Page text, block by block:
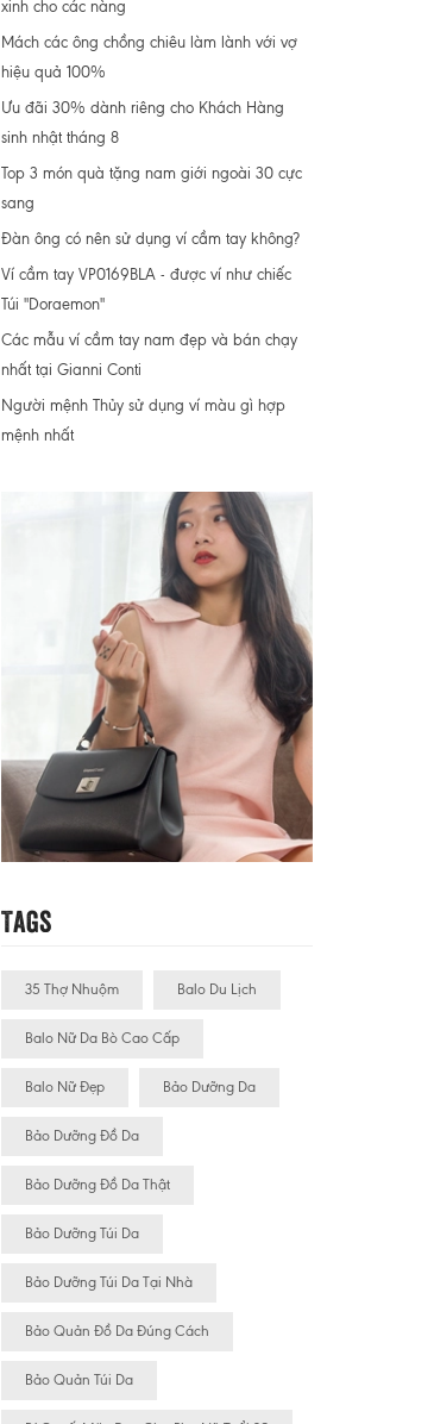
xinh cho các nàng
Mách các ông chồng chiêu làm lành với vợ
hiệu quả 100%
Ưu đãi 30% dành riêng cho Khách Hàng
sinh nhật tháng 8
Top 3 món quà tặng nam giới ngoài 30 cực
sang
Đàn ông có nên sử dụng ví cầm tay không?
Ví cầm tay VP0169BLA - được ví như chiếc
Túi "Doraemon"
Các mẫu ví cầm tay nam đẹp và bán chạy
nhất tại Gianni Conti
Người mệnh Thủy sử dụng ví màu gì hợp
mệnh nhất
Tags
35 Thợ Nhuộm Balo Du Lịch
Balo Nữ Da Bò Cao Cấp
Balo Nữ Đẹp Bảo Dưỡng Da
Bảo Dưỡng Đồ Da
Bảo Dưỡng Đồ Da Thật
Bảo Dưỡng Túi Da
Bảo Dưỡng Túi Da Tại Nhà
Bảo Quản Đồ Da Đúng Cách
Bảo Quản Túi Da